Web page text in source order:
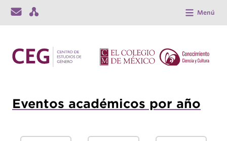
Menú
Eventos académicos por año